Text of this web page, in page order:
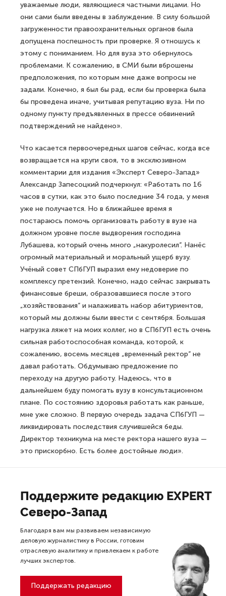
уважаемые люди, являющиеся частными лицами. Но
они сами были введены в заблуждение. В силу большой
загруженности правоохранительных органов была
допущена поспешность при проверке. Я отношусь к
этому с пониманием. Но для вуза это обернулось
проблемами. К сожалению, в СМИ были вброшены
предположения, по которым мне даже вопросы не
задали. Конечно, я был бы рад, если бы проверка была
бы проведена иначе, учитывая репутацию вуза. Ни по
одному пункту предъявленных в прессе обвинений
подтверждений не найдено».
Что касается первоочередных шагов сейчас, когда все
возвращается на круги своя, то в эксклюзивном
комментарии для издания «Эксперт Северо-Запад»
Александр Запесоцкий подчеркнул: «Работать по 16
часов в сутки, как это было последние 34 года, у меня
уже не получается. Но в ближайшее время я
постараюсь помочь организовать работу в вузе на
должном уровне после выдворения господина
Лубашева, который очень много „накуролесил“. Нанёс
огромный материальный и моральный ущерб вузу.
Учёный совет СПбГУП выразил ему недоверие по
комплексу претензий. Конечно, надо сейчас закрывать
финансовые бреши, образовавшиеся после этого
„хозяйствования“ и налаживать набор абитуриентов,
который мы должны были ввести с сентября. Большая
нагрузка ляжет на моих коллег, но в СПбГУП есть очень
сильная работоспособная команда, которой, к
сожалению, восемь месяцев „временный ректор“ не
давал работать. Обдумываю предложение по
переходу на другую работу. Надеюсь, что в
дальнейшем буду помогать вузу в консультационном
плане. По состоянию здоровья работать как раньше,
мне уже сложно. В первую очередь задача СПбГУП —
ликвидировать последствия случившейся беды.
Директор техникума на месте ректора нашего вуза —
это прискорбно. Есть более достойные люди».
Поддержите редакцию EXPERT
Северо-Запад
Благодаря вам мы развиваем независимую
деловую журналистику в России, готовим
отраслевую аналитику и привлекаем к работе
лучших экспертов.
Поддержать редакцию